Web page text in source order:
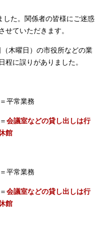
した。関係者の皆様にご迷惑
せていただきます。
木曜日）の市役所などの業
程に誤りがありました。
平常業務
会議室などの貸し出しは行
館
平常業務
会議室などの貸し出しは行
館